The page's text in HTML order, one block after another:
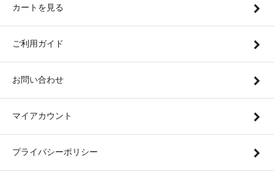
カートを見る
ご利用ガイド
お問い合わせ
マイアカウント
プライバシーポリシー